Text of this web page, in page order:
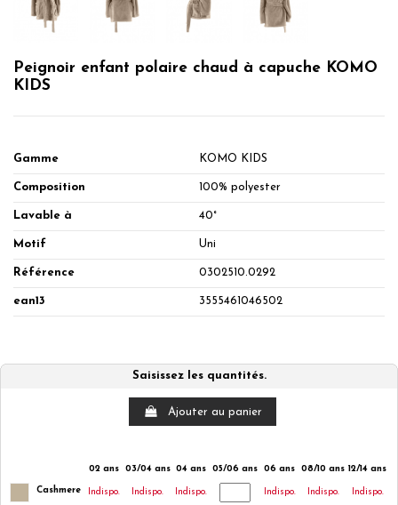
Peignoir enfant polaire chaud à capuche KOMO
KIDS
Gamme KOMO KIDS
Composition 100% polyester
Lavable à 40°
Motif Uni
Référence 0302510.0292
ean13 3555461046502
Saisissez les quantités.
Ajouter au panier
02 ans 03/04 ans 04 ans 05/06 ans 06 ans 08/10 ans 12/14 ans
Cashmere Indispo. Indispo.
Indispo.
Indispo. Indispo. Indispo.